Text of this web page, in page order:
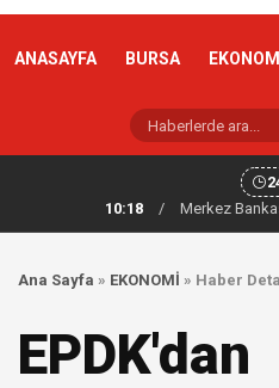
ANASAYFA BURSA
10:18
/ Merkez
Ana Sayfa » EKONOMİ » Haber
EPDK'dan